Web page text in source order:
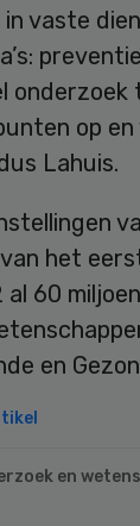
in vaste
onderzoek
op
Lahuis.
het
60
en
en